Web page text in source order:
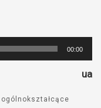
00:00
ua
ogólnokształcące